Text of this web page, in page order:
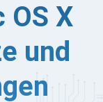
OS X
und